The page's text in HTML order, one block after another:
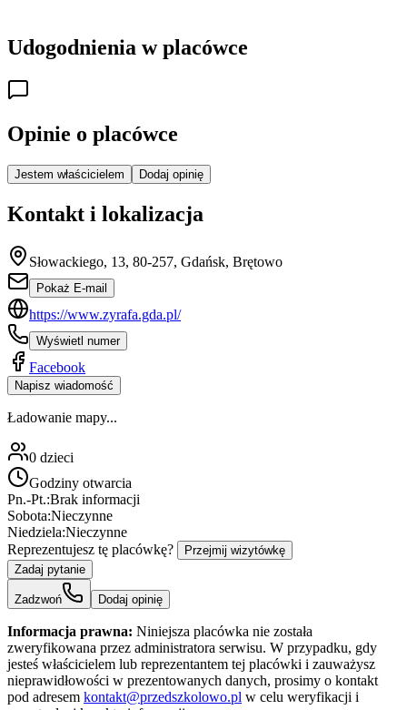
Udogodnienia w placówce
Opinie o placówce
Jestem właścicielem Dodaj opinię
Kontakt i lokalizacja
Słowackiego, 13, 80-257, Gdańsk, Brętowo
Pokaż E-mail
https://www.zyrafa.gda.pl/
Wyświetl numer
Facebook
Napisz wiadomość
Ładowanie mapy...
0 dzieci
Godziny otwarcia
Pn.-Pt.:Brak informacji
Sobota:Nieczynne
Niedziela:Nieczynne
Reprezentujesz tę placówkę?
Przejmij wizytówkę
Zadaj pytanie
Zadzwoń Dodaj opinię
Informacja prawna: Niniejsza placówka nie została
zweryfikowana przez administratora serwisu. W przypadku, gdy
jesteś właścicielem lub reprezentantem tej placówki i zauważysz
nieprawidłowości w prezentowanych danych, prosimy o kontakt
pod adresem kontakt@przedszkolowo.pl w celu weryfikacji i